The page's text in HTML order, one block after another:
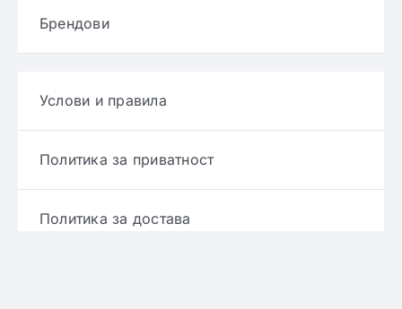
Брендови
Услови и правила
Политика за приватност
Политика за достава